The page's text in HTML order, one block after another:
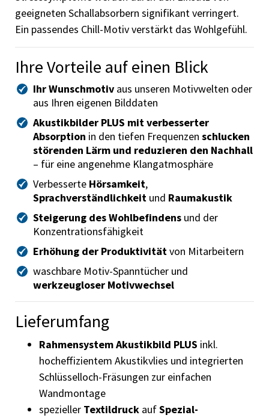
geeigneten Schallabsorbern signifikant verringert.
Ein passendes Chill-Motiv verstärkt das Wohlgefühl.
Ihre Vorteile auf einen Blick
Ihr Wunschmotiv aus unseren Motivwelten oder
aus Ihren eigenen Bilddaten
Akustikbilder PLUS mit verbesserter
Absorption in den tiefen Frequenzen schlucken
störenden Lärm und reduzieren den Nachhall
– für eine angenehme Klangatmosphäre
Verbesserte Hörsamkeit,
Sprachverständlichkeit und Raumakustik
Steigerung des Wohlbefindens und der
Konzentrationsfähigkeit
Erhöhung der Produktivitätvon Mitarbeitern
waschbare Motiv-Spanntücher und
werkzeugloser Motivwechsel
Lieferumfang
Rahmensystem Akustikbild PLUS inkl.
hocheffizientem Akustikvlies und integrierten
Schlüsselloch-Fräsungen zur einfachen
Wandmontage
spezieller Textildruck aufSpezial-